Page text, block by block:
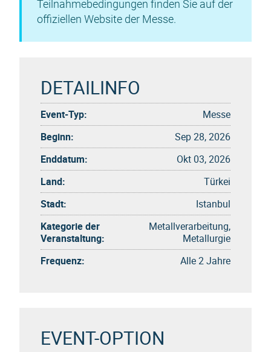
Teilnahmebedingungen finden Sie auf der
offiziellen Website der Messe.
DETAILINFO
Event-Typ:
Messe
Beginn:
Sep 28, 2026
Enddatum:
Okt 03, 2026
Land:
Türkei
Stadt:
Istanbul
Kategorie der
Veranstaltung:
Metallverarbeitung,
Metallurgie
Frequenz:
Alle 2 Jahre
EVENT-OPTION